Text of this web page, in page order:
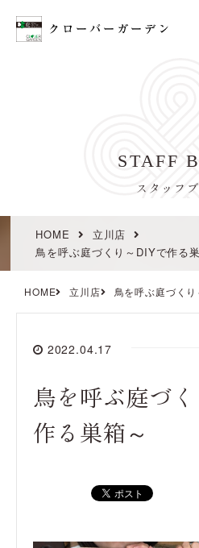
STAFF
スタッフ
HOME
立川店
鳥を呼ぶ庭づくり～DIYで作る
HOME 立川店 鳥を呼ぶ庭づく
2022.04.17
鳥を呼ぶ庭づ
作る巣箱～